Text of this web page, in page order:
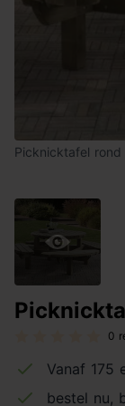
Picknicktafel rond
0
Vanaf 175
bestel nu,